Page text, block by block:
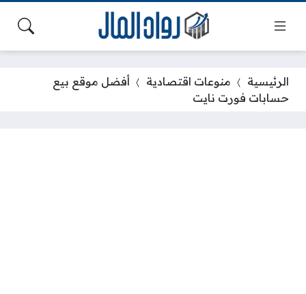
الرئيسية منوعات اقتصادية
أفضل موقع بيع
حسابات فورت نايت